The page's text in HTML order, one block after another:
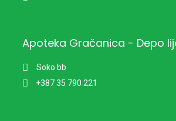
Apoteka Gračanica - Depo
Soko bb
+387 35 790 221